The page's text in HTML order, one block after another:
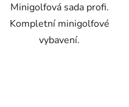
Minigolfová sada profi.
Kompletní minigolfové
vybavení.